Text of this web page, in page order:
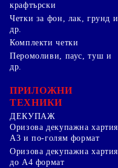
крафтърски
Четки за фон, лак, грунд и
др.
Комплекти четки
Перомоливи, паус, туш и
др.
ПРИЛОЖНИ
ТЕХНИКИ
ДЕКУПАЖ
Оризова декупажна хартия
А3 и по-голям формат
Оризова декупажна хартия
до А4 формат